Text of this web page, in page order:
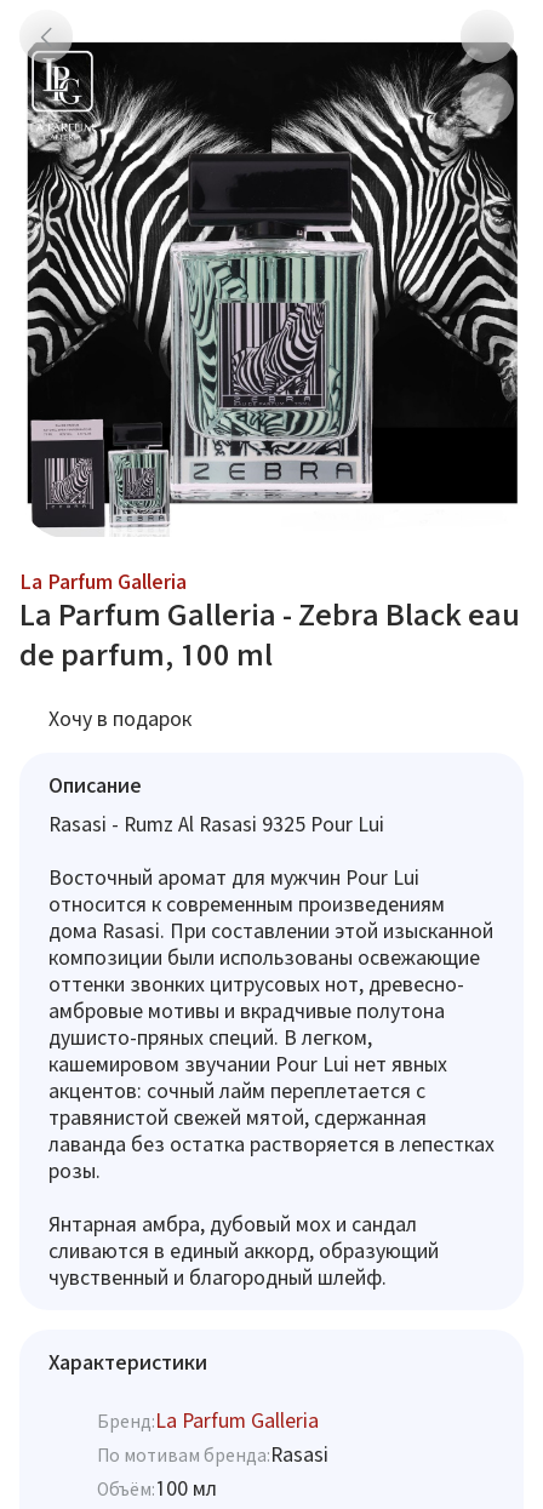
La Parfum Galleria
La Parfum Galleria - Zebra Black eau
de parfum, 100 ml
Хочу в подарок
Описание
Rasasi - Rumz Al Rasasi 9325 Pour Lui
Восточный аромат для мужчин Pour Lui
относится к современным произведениям
дома Rasasi. При составлении этой изысканной
композиции были использованы освежающие
оттенки звонких цитрусовых нот, древесно-
амбровые мотивы и вкрадчивые полутона
душисто-пряных специй. В легком,
кашемировом звучании Pour Lui нет явных
акцентов: сочный лайм переплетается с
травянистой свежей мятой, сдержанная
лаванда без остатка растворяется в лепестках
розы.
Янтарная амбра, дубовый мох и сандал
сливаются в единый аккорд, образующий
чувственный и благородный шлейф.
Характеристики
Бренд:La Parfum Galleria
По мотивам бренда:Rasasi
Объём:100 мл